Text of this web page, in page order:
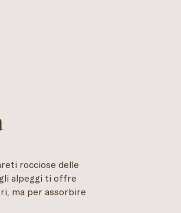
rocciose delle
alpeggi ti offre
ma per assorbire